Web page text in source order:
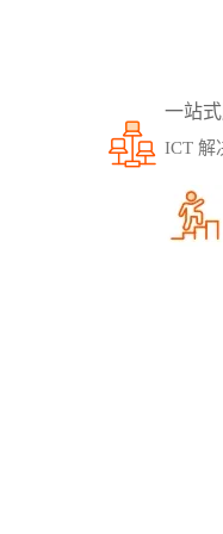
一站
ICT 解